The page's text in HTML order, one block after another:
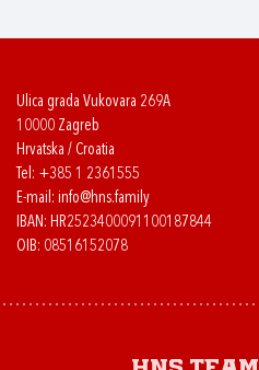
Ulica grada Vukovara 269A
10000 Zagreb
Hrvatska / Croatia
Tel: +385 1 2361555
E-mail: info@hns.family
IBAN: HR2523400091100187844
OIB: 08516152078